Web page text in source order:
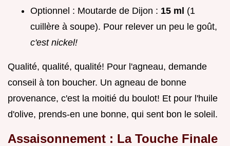
Optionnel : Moutarde de Dijon : 15 ml (1
cuillère à soupe). Pour relever un peu le goût,
c'est nickel!
Qualité, qualité, qualité! Pour l'agneau, demande
conseil à ton boucher. Un agneau de bonne
provenance, c'est la moitié du boulot! Et pour l'huile
d'olive, prends-en une bonne, qui sent bon le soleil.
Assaisonnement : La Touche Finale